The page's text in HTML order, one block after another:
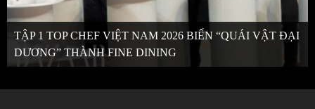
TẬP 1 TOP CHEF VIỆT NAM 2026 BIẾN “QUÁI VẬT ĐẠI
DƯƠNG” THÀNH FINE DINING